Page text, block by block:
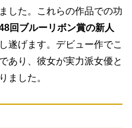
した。これらの作品での功
回ブルーリボン賞の新人
遂げます。デビュー作でこ
あり、彼女が実力派女優と
ました。